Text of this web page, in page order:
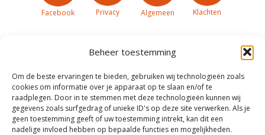
Beheer toestemming
Om de beste ervaringen te bieden, gebruiken wij technologieën zoals
cookies om informatie over je apparaat op te slaan en/of te
raadplegen. Door in te stemmen met deze technologieën kunnen wij
gegevens zoals surfgedrag of unieke ID's op deze site verwerken. Als je
geen toestemming geeft of uw toestemming intrekt, kan dit een
nadelige invloed hebben op bepaalde functies en mogelijkheden.
Facebook Privacy Algemeen Klachten